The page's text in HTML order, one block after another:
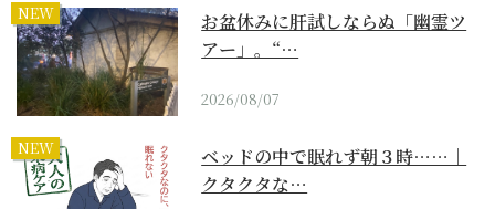
NEW
お盆休みに肝試しならぬ「幽霊ツ
アー」。“…
2026/08/07
NEW
ベッドの中で眠れず朝３時……｜
クタクタな…